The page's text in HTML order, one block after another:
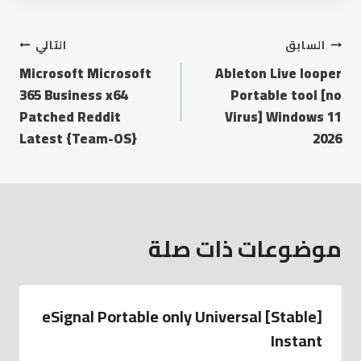
السابق
Ableton Live looper
Portable tool [no
Virus] Windows 11
2026
التالي
Microsoft Microsoft
365 Business x64
Patched Reddit
Latest {Team-OS}
موضوعات ذات صلة
eSignal Portable only Universal [Stable]
Instant